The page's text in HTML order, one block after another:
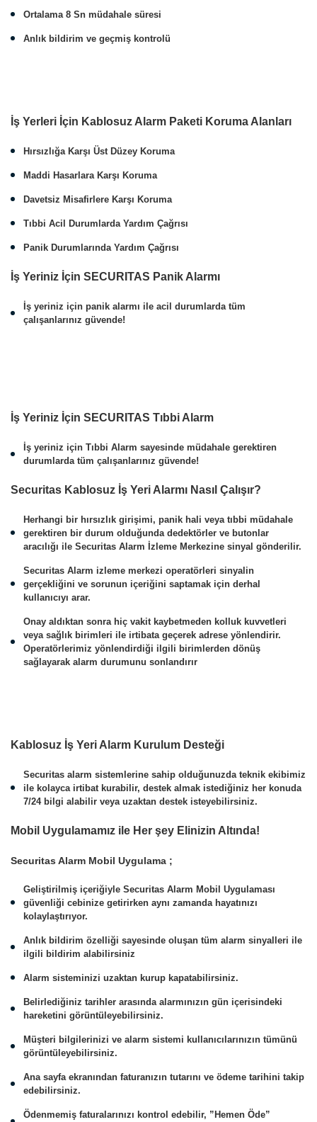
Ortalama 8 Sn müdahale süresi
Anlık bildirim ve geçmiş kontrolü
İş Yerleri İçin Kablosuz Alarm Paketi Koruma Alanları
Hırsızlığa Karşı Üst Düzey Koruma
Maddi Hasarlara Karşı Koruma
Davetsiz Misafirlere Karşı Koruma
Tıbbi Acil Durumlarda Yardım Çağrısı
Panik Durumlarında Yardım Çağrısı
İş Yeriniz İçin SECURITAS Panik Alarmı
İş yeriniz için panik alarmı ile acil durumlarda tüm
çalışanlarınız güvende!
İş Yeriniz İçin SECURITAS Tıbbi Alarm
İş yeriniz için Tıbbi Alarm sayesinde müdahale gerektiren
durumlarda tüm çalışanlarınız güvende!
Securitas Kablosuz İş Yeri Alarmı Nasıl Çalışır?
Herhangi bir hırsızlık girişimi, panik hali veya tıbbi müdahale
gerektiren bir durum olduğunda dedektörler ve butonlar
aracılığı ile Securitas Alarm İzleme Merkezine sinyal gönderilir.
Securitas Alarm izleme merkezi operatörleri sinyalin
gerçekliğini ve sorunun içeriğini saptamak için derhal
kullanıcıyı arar.
Onay aldıktan sonra hiç vakit kaybetmeden kolluk kuvvetleri
veya sağlık birimleri ile irtibata geçerek adrese yönlendirir.
Operatörlerimiz yönlendirdiği ilgili birimlerden dönüş
sağlayarak alarm durumunu sonlandırır
Kablosuz İş Yeri Alarm Kurulum Desteği
Securitas alarm sistemlerine sahip olduğunuzda teknik ekibimiz
ile kolayca irtibat kurabilir, destek almak istediğiniz her konuda
7/24 bilgi alabilir veya uzaktan destek isteyebilirsiniz.
Mobil Uygulamamız ile Her şey Elinizin Altında!
Securitas Alarm Mobil Uygulama ;
Geliştirilmiş içeriğiyle Securitas Alarm Mobil Uygulaması
güvenliği cebinize getirirken aynı zamanda hayatınızı
kolaylaştırıyor.
Anlık bildirim özelliği sayesinde oluşan tüm alarm sinyalleri ile
ilgili bildirim alabilirsiniz
Alarm sisteminizi uzaktan kurup kapatabilirsiniz.
Belirlediğiniz tarihler arasında alarmınızın gün içerisindeki
hareketini görüntüleyebilirsiniz.
Müşteri bilgilerinizi ve alarm sistemi kullanıcılarınızın tümünü
görüntüleyebilirsiniz.
Ana sayfa ekranından faturanızın tutarını ve ödeme tarihini takip
edebilirsiniz.
Ödenmemiş faturalarınızı kontrol edebilir, ”Hemen Öde”